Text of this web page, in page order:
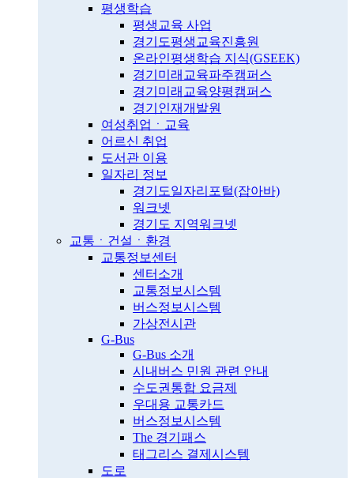
평생학습
평생교육 사업
경기도평생교육진흥원
온라인평생학습 지식(GSEEK)
경기미래교육파주캠퍼스
경기미래교육양평캠퍼스
경기인재개발원
여성취업ㆍ교육
어르신 취업
도서관 이용
일자리 정보
경기도일자리포털(잡아바)
워크넷
경기도 지역워크넷
교통ㆍ건설ㆍ환경
교통정보센터
센터소개
교통정보시스템
버스정보시스템
가상전시관
G-Bus
G-Bus 소개
시내버스 민원 관련 안내
수도권통합 요금제
우대용 교통카드
버스정보시스템
The 경기패스
태그리스 결제시스템
도로